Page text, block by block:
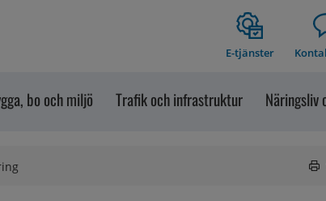
E-tjänster
bo och miljö Trafik och infrastruktur Näringsliv